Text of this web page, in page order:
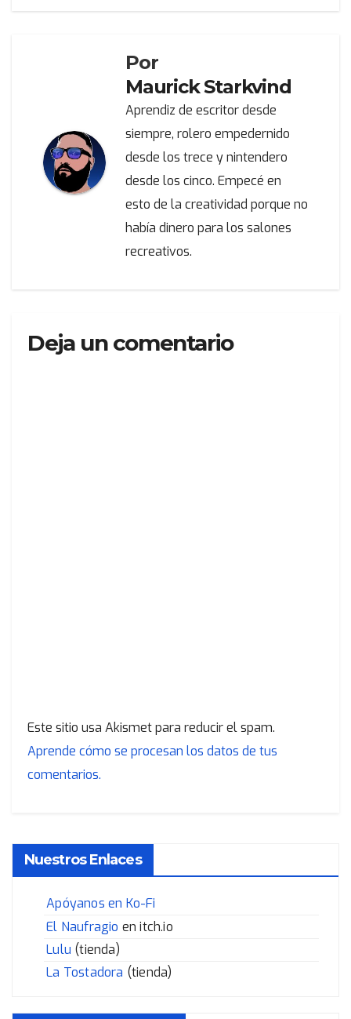
Por
Maurick Starkvind
Aprendiz de escritor desde
siempre, rolero empedernido
desde los trece y nintendero
desde los cinco. Empecé en
esto de la creatividad porque no
había dinero para los salones
recreativos.
Deja un comentario
Este sitio usa Akismet para reducir el spam.
Aprende cómo se procesan los datos de tus
comentarios.
Nuestros Enlaces
Apóyanos en Ko-Fi
El Naufragio en itch.io
Lulu (tienda)
La Tostadora (tienda)